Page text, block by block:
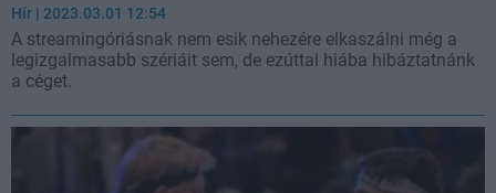
Hír | 2023.03.01 12:54
A streamingóriásnak nem esik nehezére elkaszálni még a
legizgalmasabb szériáit sem, de ezúttal hiába hibáztatnánk
a céget.